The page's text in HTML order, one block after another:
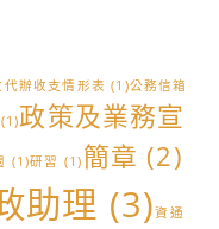
代辦收支情形表 (1)公務信箱
(1)政策及業務宣
(1)研習 (1) 簡章 (2)
助理 (3)資通